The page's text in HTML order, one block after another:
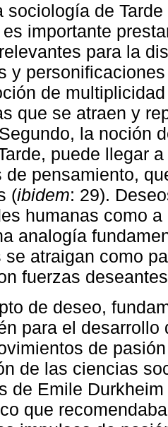
sociología de
importante
para la
y
de
que se atraen y
la noción
puede llegar
de pensamiento,
(ibidem: 29).
humanas como
analogía
se atraigan como
fuerzas
de deseo,
para el
de
de las ciencias
de Emile
que